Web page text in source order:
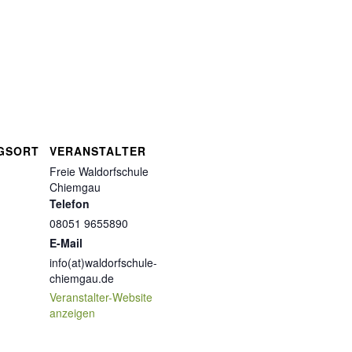
VERANSTALTER
Freie Waldorfschule
Chiemgau
Telefon
08051 9655890
E-Mail
info(at)waldorfschule-
chiemgau.de
Veranstalter-Website
anzeigen